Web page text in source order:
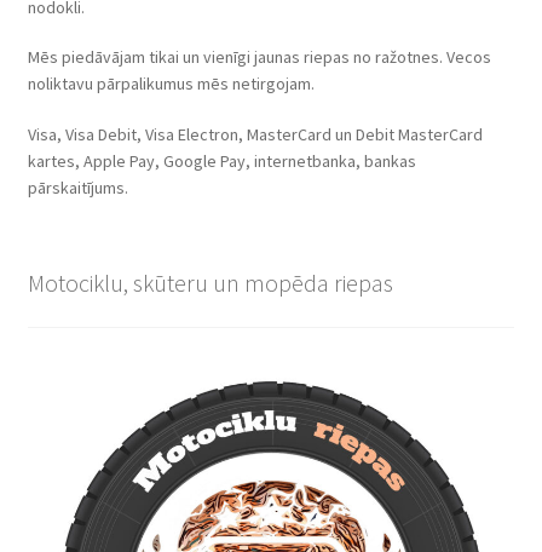
nodokli.
Mēs piedāvājam tikai un vienīgi jaunas riepas no ražotnes. Vecos
noliktavu pārpalikumus mēs netirgojam.
Visa, Visa Debit, Visa Electron, MasterCard un Debit MasterCard
kartes, Apple Pay, Google Pay, internetbanka, bankas
pārskaitījums.
Motociklu, skūteru un mopēda riepas